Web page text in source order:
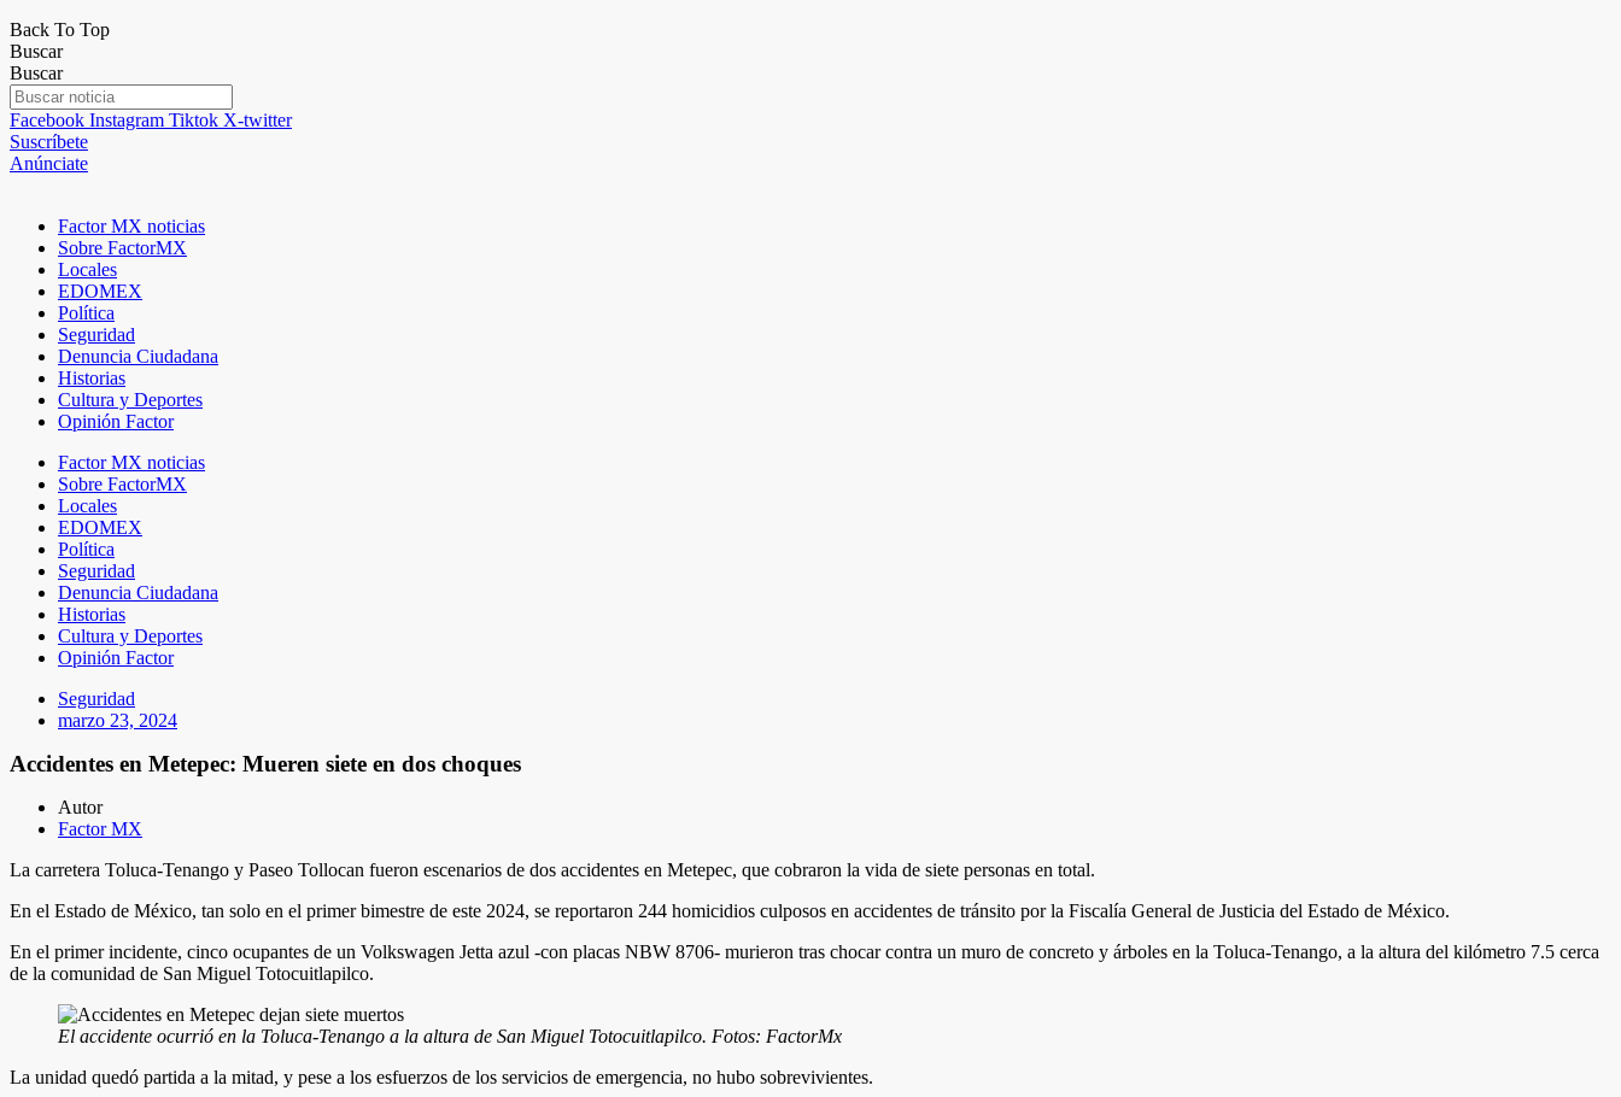
Back To Top
Buscar
Buscar
Facebook Instagram Tiktok X-twitter
Suscríbete
Anúnciate
Factor MX noticias
Sobre FactorMX
Locales
EDOMEX
Política
Seguridad
Denuncia Ciudadana
Historias
Cultura y Deportes
Opinión Factor
Factor MX noticias
Sobre FactorMX
Locales
EDOMEX
Política
Seguridad
Denuncia Ciudadana
Historias
Cultura y Deportes
Opinión Factor
Seguridad
marzo 23, 2024
Accidentes en Metepec: Mueren siete en dos choques
Autor
Factor MX
La carretera Toluca-Tenango y Paseo Tollocan fueron escenarios de dos accidentes en Metepec, que cobraron la vida de siete personas en total.
En el Estado de México, tan solo en el primer bimestre de este 2024, se reportaron 244 homicidios culposos en accidentes de tránsito por la Fiscalía General de Justicia del Estado de México.
En el primer incidente, cinco ocupantes de un Volkswagen Jetta azul -con placas NBW 8706- murieron tras chocar contra un muro de concreto y árboles en la Toluca-Tenango, a la altura del kilómetro 7.5 cerca
de la comunidad de San Miguel Totocuitlapilco.
El accidente ocurrió en la Toluca-Tenango a la altura de San Miguel Totocuitlapilco. Fotos: FactorMx
La unidad quedó partida a la mitad, y pese a los esfuerzos de los servicios de emergencia, no hubo sobrevivientes.